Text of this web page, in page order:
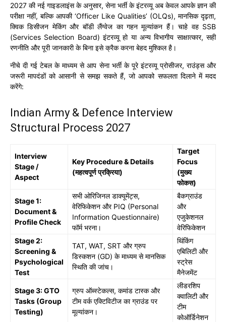
2027 की नई गाइडलाइंस के अनुसार, सेना भर्ती के इंटरव्यू अब केवल आपके ज्ञान की
परीक्षा नहीं, बल्कि आपकी ‘Officer Like Qualities’ (OLQs), मानसिक दृढ़ता,
क्विक डिसीजन मेकिंग और बॉडी लैंग्वेज का गहन मूल्यांकन हैं। चाहे वह SSB
(Services Selection Board) इंटरव्यू हो या अन्य विभागीय साक्षात्कार, सही
रणनीति और पूरी जानकारी के बिना इसे क्रैक करना बेहद मुश्किल है।
नीचे दी गई टेबल के माध्यम से आप सेना भर्ती के पूरे इंटरव्यू प्रोसीजर, राउंड्स और
जरूरी मापदंडों को आसानी से समझ सकते हैं, जो आपको सफलता दिलाने में मदद
करेंगे:
Indian Army & Defence Interview
Structural Process 2027
Interview
Stage /
Aspect
Key Procedure & Details
(महत्वपूर्ण प्रक्रिया)
Target
Focus
(मुख्य
फोकस)
Stage 1:
Document &
Profile Check
सभी ओरिजिनल डाक्यूमेंट्स,
वेरिफिकेशन और PIQ (Personal
Information Questionnaire)
फॉर्म भरना।
बैकग्राउंड
और
एजुकेशनल
वेरिफिकेशन
Stage 2:
Screening &
Psychological
Test
TAT, WAT, SRT और ग्रुप
डिस्कशन (GD) के माध्यम से मानसिक
स्थिति की जांच।
थिंकिंग
एबिलिटी और
स्ट्रेस
मैनेजमेंट
Stage 3: GTO
Tasks (Group
Testing)
ग्रुप ऑब्स्टेकल्स, कमांड टास्क और
टीम वर्क एक्टिविटीज का ग्राउंड पर
मूल्यांकन।
लीडरशिप
क्वालिटी और
टीम
कोऑर्डिनेशन